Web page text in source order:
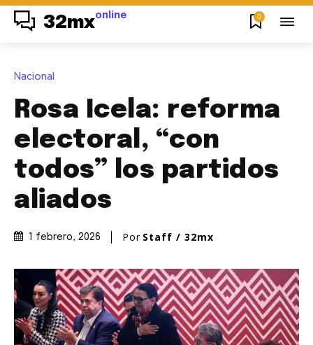
32mxonline 0
Nacional
Rosa Icela: reforma
electoral, “con
todos” los partidos
aliados
1 febrero, 2026 Por Staff / 32mx